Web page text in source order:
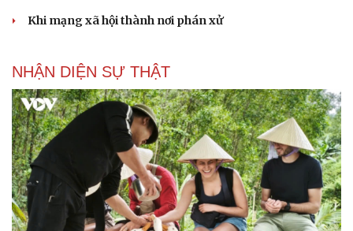
Khi mạng xã hội thành nơi phán xử
NHẬN DIỆN SỰ THẬT